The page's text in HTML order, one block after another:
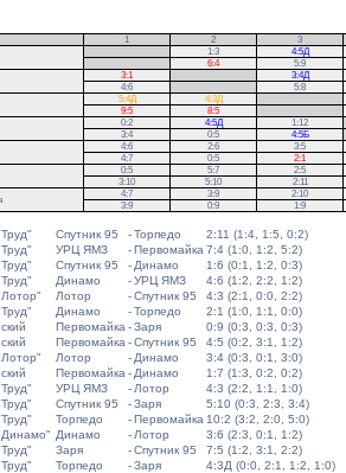
1 2
3
1:3
4:5Д
6:4
5:9
3:1
3:4Д
4:6
5:8
5:4Д 4:3Д
9:5
8:5
0:2 4:5Д 1:12
3:4
0:5 4:5Б
4:6 2:6
3:5
4:7
0:5
2:1
0:5 5:7
2:5
3:10
5:10
2:11
4:7 3:9
2:10
3:9
0:9 1:9
Спутник 95 -Торпедо
2:11 (1:4, 1:5, 0:2)
УРЦ ЯМЗ -Первомайка 7:4 (1:0, 1:2, 5:2)
Спутник 95 - Динамо
1:6 (0:1, 1:2, 0:3)
Динамо -УРЦ ЯМЗ
4:6 (1:2, 2:2, 1:2)
Лотор -Спутник 95
4:3 (2:1, 0:0, 2:2)
Динамо -Торпедо
2:1 (1:0, 1:1, 0:0)
Первомайка -Заря
0:9 (0:3, 0:3, 0:3)
Первомайка -Спутник 95
4:5 (0:2, 3:1, 1:2)
Лотор - Динамо
3:4 (0:3, 0:1, 3:0)
Первомайка - Динамо
1:7 (1:3, 0:2, 0:2)
УРЦ ЯМЗ - Лотор
4:3 (2:2, 1:1, 1:0)
Спутник 95 -Заря
5:10 (0:3, 2:3, 3:4)
Торпедо -Первомайка 10:2 (3:2, 2:0, 5:0)
Динамо - Лотор
3:6 (2:3, 0:1, 1:2)
Заря -Спутник 95
7:5 (1:2, 3:1, 2:2)
Торпедо -Заря
4:3Д (0:0, 2:1, 1:2, 1:0)